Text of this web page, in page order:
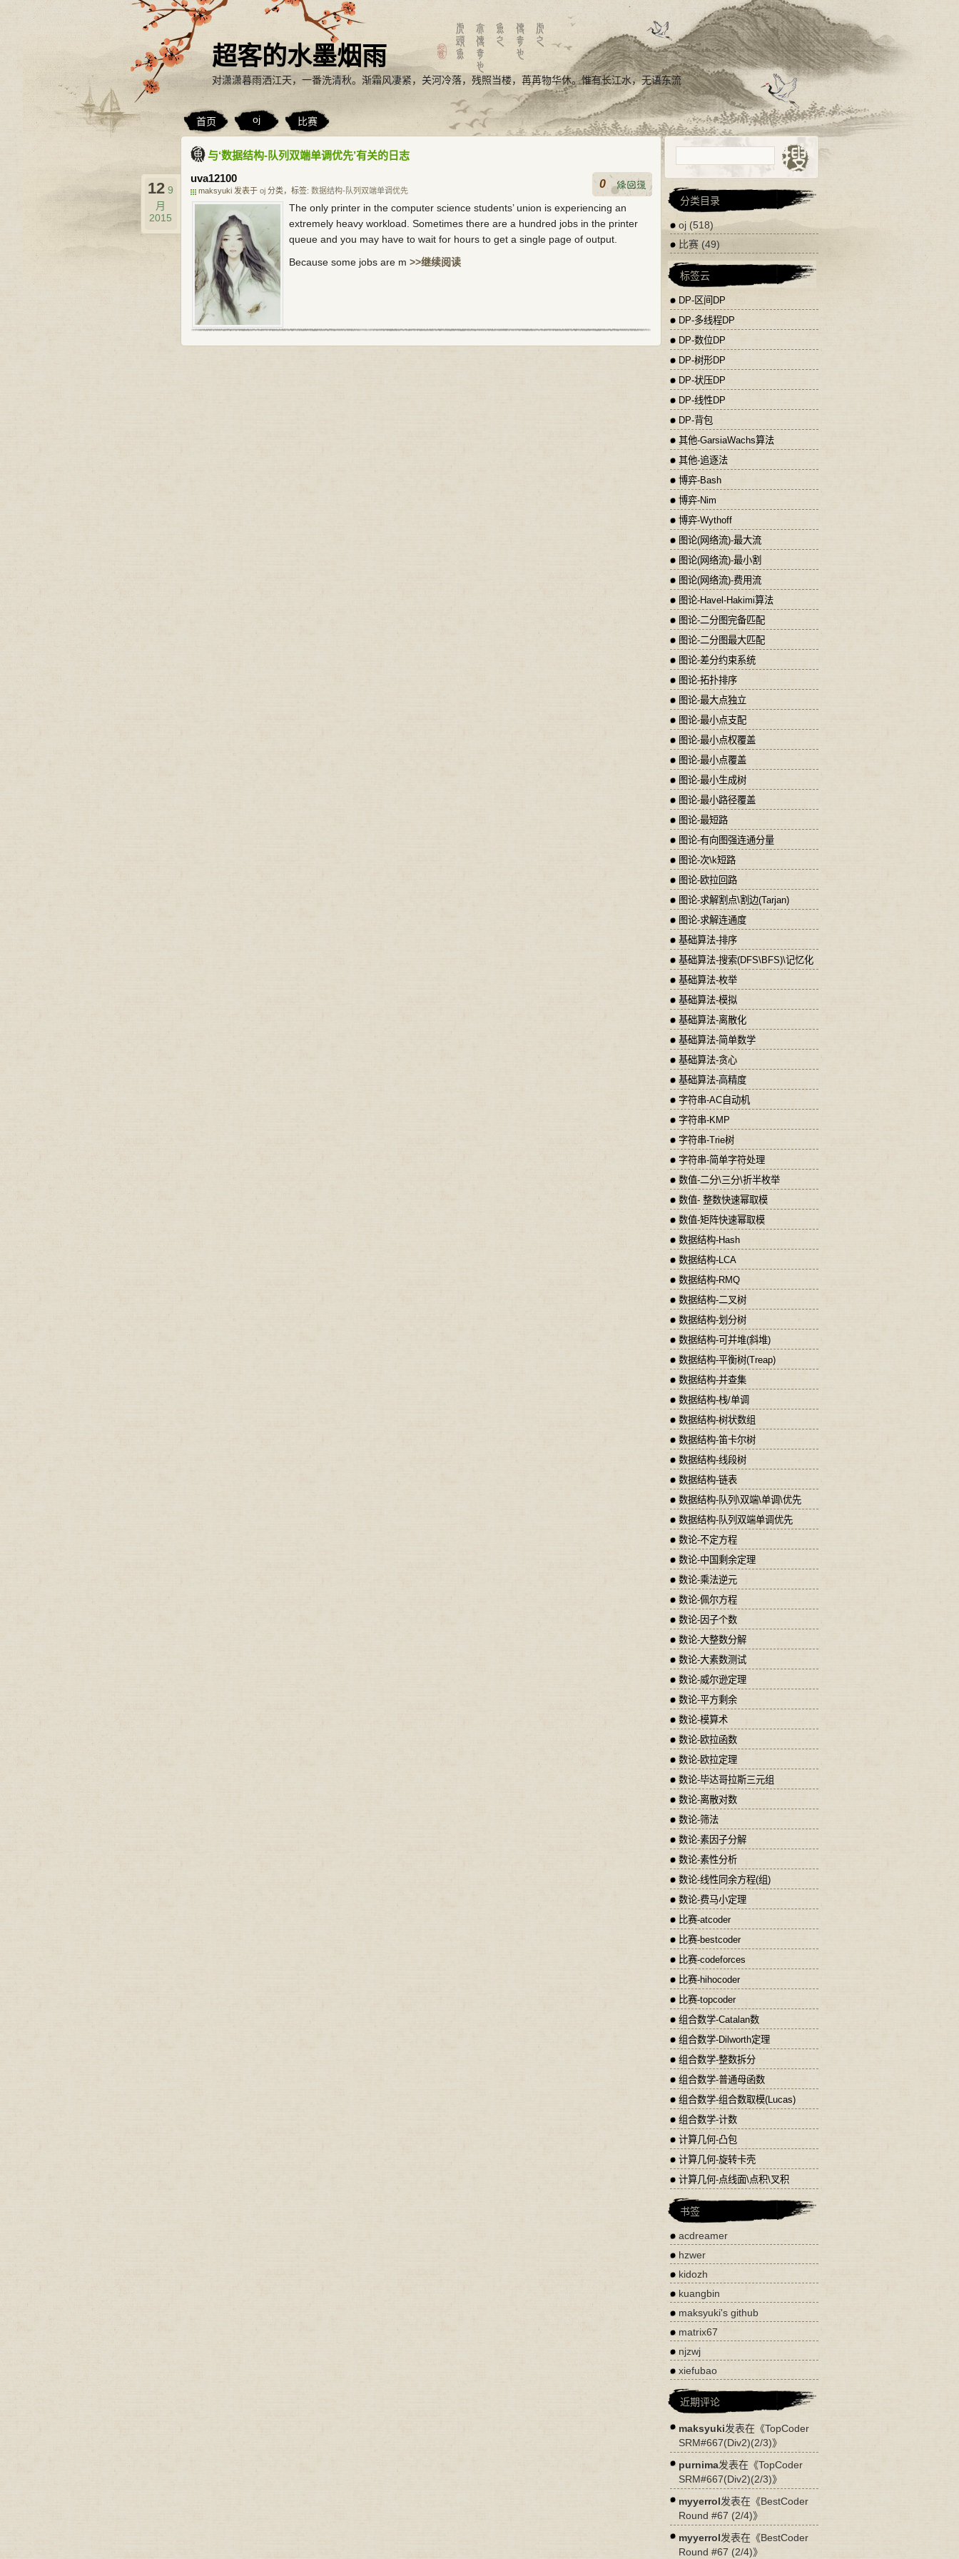
超客的水墨烟雨
对潇潇暮雨洒江天，一番洗清秋。渐霜风凄紧，关河冷落，残照当楼，苒苒物华休。惟有长江水，无语东流
首页 oj 比赛
与‘数据结构-队列双端单调优先’有关的日志
uva12100
maksyuki 发表于 oj 分类，标签: 数据结构-队列双端单调优先
12 9
月
2015
0
The only printer in the computer science students’ union is experiencing an
extremely heavy workload. Sometimes there are a hundred jobs in the printer
queue and you may have to wait for hours to get a single page of output.
Because some jobs are m >>继续阅读
分类目录
oj (518)
比赛 (49)
标签云
DP-区间DP
DP-多线程DP
DP-数位DP
DP-树形DP
DP-状压DP
DP-线性DP
DP-背包
其他-GarsiaWachs算法
其他-追逐法
博弈-Bash
博弈-Nim
博弈-Wythoff
图论(网络流)-最大流
图论(网络流)-最小割
图论(网络流)-费用流
图论-Havel-Hakimi算法
图论-二分图完备匹配
图论-二分图最大匹配
图论-差分约束系统
图论-拓扑排序
图论-最大点独立
图论-最小点支配
图论-最小点权覆盖
图论-最小点覆盖
图论-最小生成树
图论-最小路径覆盖
图论-最短路
图论-有向图强连通分量
图论-次\k短路
图论-欧拉回路
图论-求解割点\割边(Tarjan)
图论-求解连通度
基础算法-排序
基础算法-搜索(DFS\BFS)\记忆化
基础算法-枚举
基础算法-模拟
基础算法-离散化
基础算法-简单数学
基础算法-贪心
基础算法-高精度
字符串-AC自动机
字符串-KMP
字符串-Trie树
字符串-简单字符处理
数值-二分\三分\折半枚举
数值- 整数快速幂取模
数值-矩阵快速幂取模
数据结构-Hash
数据结构-LCA
数据结构-RMQ
数据结构-二叉树
数据结构-划分树
数据结构-可并堆(斜堆)
数据结构-平衡树(Treap)
数据结构-并查集
数据结构-栈/单调
数据结构-树状数组
数据结构-笛卡尔树
数据结构-线段树
数据结构-链表
数据结构-队列\双端\单调\优先
数据结构-队列双端单调优先
数论-不定方程
数论-中国剩余定理
数论-乘法逆元
数论-佩尔方程
数论-因子个数
数论-大整数分解
数论-大素数测试
数论-威尔逊定理
数论-平方剩余
数论-模算术
数论-欧拉函数
数论-欧拉定理
数论-毕达哥拉斯三元组
数论-离散对数
数论-筛法
数论-素因子分解
数论-素性分析
数论-线性同余方程(组)
数论-费马小定理
比赛-atcoder
比赛-bestcoder
比赛-codeforces
比赛-hihocoder
比赛-topcoder
组合数学-Catalan数
组合数学-Dilworth定理
组合数学-整数拆分
组合数学-普通母函数
组合数学-组合数取模(Lucas)
组合数学-计数
计算几何-凸包
计算几何-旋转卡壳
计算几何-点线面\点积\叉积
书签
acdreamer
hzwer
kidozh
kuangbin
maksyuki's github
matrix67
njzwj
xiefubao
近期评论
maksyuki发表在《TopCoder
SRM#667(Div2)(2/3)》
purnima发表在《TopCoder
SRM#667(Div2)(2/3)》
myyerrol发表在《BestCoder
Round #67 (2/4)》
myyerrol发表在《BestCoder
Round #67 (2/4)》